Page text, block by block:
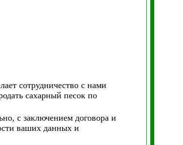
сотрудничество с нами
сахарный песок по
с заключением договора и
ваших данных и